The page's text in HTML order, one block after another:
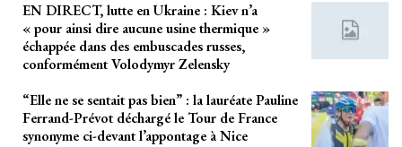
EN DIRECT, lutte en Ukraine : Kiev n’a
« pour ainsi dire aucune usine thermique »
échappée dans des embuscades russes,
conformément Volodymyr Zelensky
“Elle ne se sentait pas bien” : la lauréate Pauline
Ferrand-Prévot déchargé le Tour de France
synonyme ci-devant l’appontage à Nice